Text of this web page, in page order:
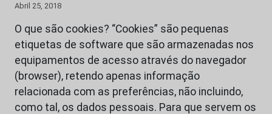
Abril 25, 2018
O que são cookies? “Cookies” são pequenas
etiquetas de software que são armazenadas nos
equipamentos de acesso através do navegador
(browser), retendo apenas informação
relacionada com as preferências, não incluindo,
como tal, os dados pessoais. Para que servem os